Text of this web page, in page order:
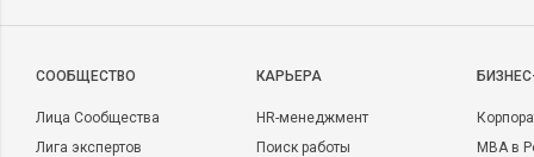
CООБЩЕСТВО
Лица Сообщества
Лига экспертов
КАРЬЕРА
HR-менеджмент
Поиск работы
MBA в